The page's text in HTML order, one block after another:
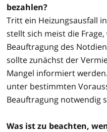
bezahlen?
Tritt ein Heizungsausfall
stellt sich meist die
Beauftragung des
sollte zunächst der
Mangel informiert
unter bestimmten
Beauftragung notwendig
Was ist zu beachten,